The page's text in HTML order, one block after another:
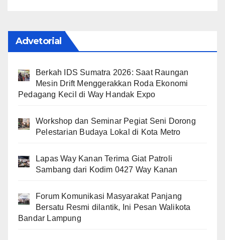
Advetorial
Berkah IDS Sumatra 2026: Saat Raungan
Mesin Drift Menggerakkan Roda Ekonomi
Pedagang Kecil di Way Handak Expo
Workshop dan Seminar Pegiat Seni Dorong
Pelestarian Budaya Lokal di Kota Metro
Lapas Way Kanan Terima Giat Patroli
Sambang dari Kodim 0427 Way Kanan
Forum Komunikasi Masyarakat Panjang
Bersatu Resmi dilantik, Ini Pesan Walikota
Bandar Lampung